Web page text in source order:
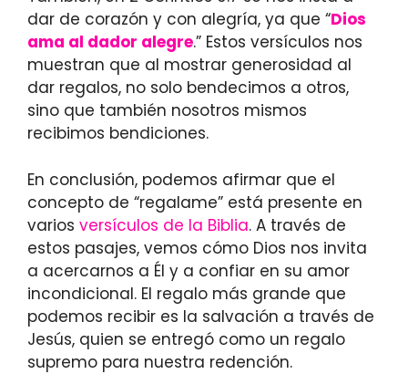
dar de corazón y con alegría, ya que “Dios
ama al dador alegre.” Estos versículos nos
muestran que al mostrar generosidad al
dar regalos, no solo bendecimos a otros,
sino que también nosotros mismos
recibimos bendiciones.
En conclusión, podemos afirmar que el
concepto de “regalame” está presente en
varios versículos de la Biblia. A través de
estos pasajes, vemos cómo Dios nos invita
a acercarnos a Él y a confiar en su amor
incondicional. El regalo más grande que
podemos recibir es la salvación a través de
Jesús, quien se entregó como un regalo
supremo para nuestra redención.